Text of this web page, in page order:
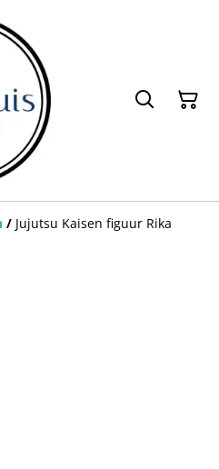
/ Jujutsu Kaisen figuur Rika